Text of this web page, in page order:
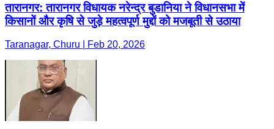
तारानगर: तारानगर विधायक नरेन्द्र बुडानिया ने विधानसभा में
किसानों और कृषि से जुड़े महत्वपूर्ण मुद्दों को मजबूती से उठाया
Taranagar, Churu | Feb 20, 2026